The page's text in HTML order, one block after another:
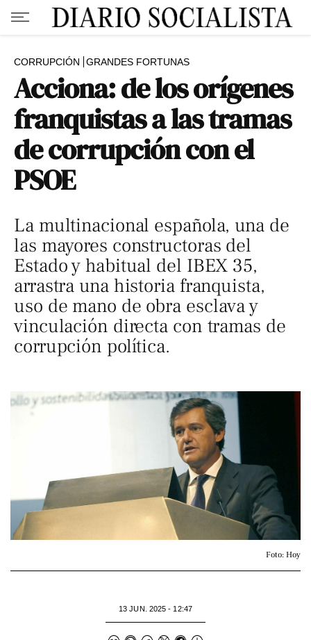
CORRUPCIÓN GRANDES FORTUNAS
Acciona: de los orígenes
franquistas a las tramas
de corrupción con el
PSOE
La multinacional española, una de
las mayores constructoras del
Estado y habitual del IBEX 35,
arrastra una historia franquista,
uso de mano de obra esclava y
vinculación directa con tramas de
corrupción política.
Foto: Hoy
13 JUN. 2025 - 12:47